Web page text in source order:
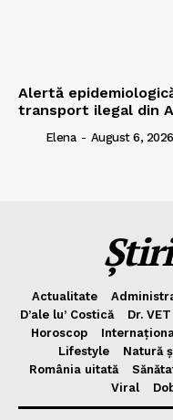
Alertă
transport ilegal din
Elena - August 6, 2026
Actualitate
D’ale lu’ Costică
Dr. VET
Horoscop
Lifestyle
Natură
România uitată
Viral